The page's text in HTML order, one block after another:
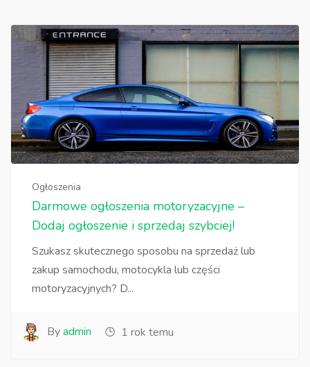
Ogłoszenia
Darmowe ogłoszenia motoryzacyjne –
Dodaj ogłoszenie i sprzedaj szybciej!
Szukasz skutecznego sposobu na sprzedaż lub
zakup samochodu, motocykla lub części
motoryzacyjnych? D...
Byadmin 1 rok temu